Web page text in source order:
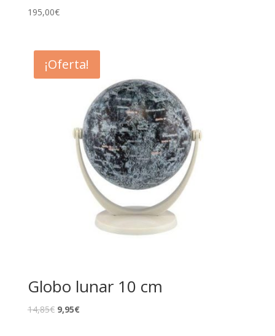
195,00€
¡Oferta!
Globo lunar 10 cm
14,85€ 9,95€